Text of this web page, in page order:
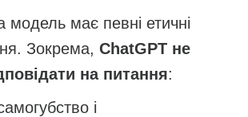
має певні етичні
Зокрема, ChatGPT не
на питання:
і